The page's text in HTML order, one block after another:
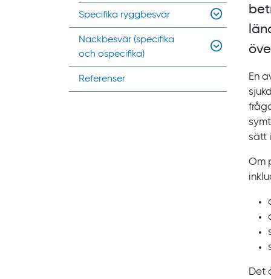
En
sätt
Om
Det
Specifika ryggbesvär
Nackbesvär (specifika
och ospecifika)
Referenser